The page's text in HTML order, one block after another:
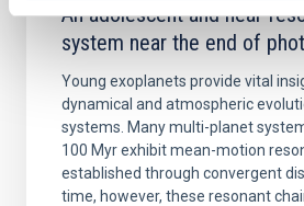
An adolescent and near-
system near the end of
Young exoplanets provide vital
dynamical and atmospheric
systems. Many multi-planet
100 Myr exhibit mean-motion
established through convergent
time, however, these resonant